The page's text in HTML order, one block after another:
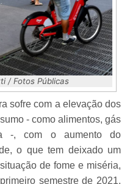
/ Fotos Públicas
sofre com a elevação dos
- como alimentos, gás
-, com o aumento do
o que tem deixado um
de fome e miséria,
semestre de 2021,